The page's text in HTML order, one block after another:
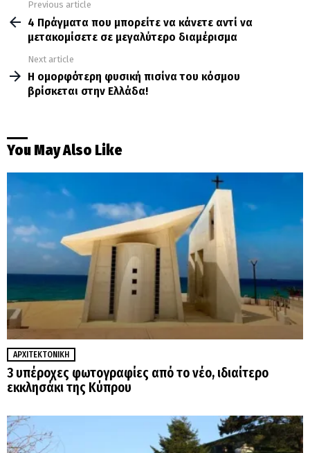
more
Previous article
4 Πράγματα που μπορείτε να κάνετε αντί να
μετακομίσετε σε μεγαλύτερο διαμέρισμα
Next article
Η ομορφότερη φυσική πισίνα του κόσμου
βρίσκεται στην Ελλάδα!
You May Also Like
ΑΡΧΙΤΕΚΤΟΝΙΚΉ
3 υπέροχες φωτογραφίες από το νέο, ιδιαίτερο
εκκλησάκι της Κύπρου